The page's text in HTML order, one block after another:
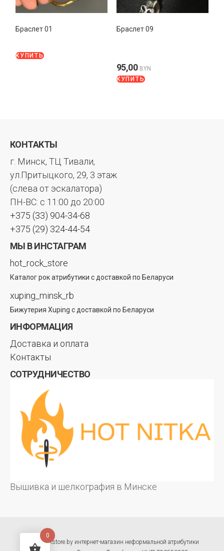
Браслет 01
КУПИТЬ
Браслет 09
95,00 BYN
КУПИТЬ
КОНТАКТЫ
г. Минск, ТЦ Тивали,
ул.Притыцкого, 29, 3 этаж
(слева от эскалатора)
ПН-ВС: с 11:00 до 20:00
+375 (33) 904-34-68
+375 (29) 324-44-54
МЫ В ИНСТАГРАМ
hot_rock_store
Каталог рок атрибутики с доставкой по Беларуси
xuping_minsk_rb
Бижутерия Xuping с доставкой по Беларуси
ИНФОРМАЦИЯ
Доставка и оплата
Контакты
СОТРУДНИЧЕСТВО
Вышивка и шелкография в Минске
© hotrockstore.by интернет-магазин неформальной атрибутики
0